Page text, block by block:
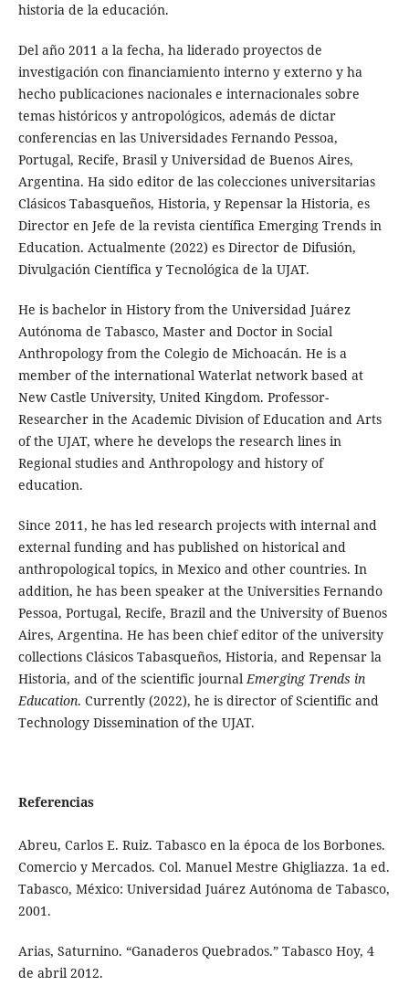
historia de la educación.
Del año 2011 a la fecha, ha liderado proyectos de
investigación con financiamiento interno y externo y ha
hecho publicaciones nacionales e internacionales sobre
temas históricos y antropológicos, además de dictar
conferencias en las Universidades Fernando Pessoa,
Portugal, Recife, Brasil y Universidad de Buenos Aires,
Argentina. Ha sido editor de las colecciones universitarias
Clásicos Tabasqueños, Historia, y Repensar la Historia, es
Director en Jefe de la revista científica Emerging Trends in
Education. Actualmente (2022) es Director de Difusión,
Divulgación Científica y Tecnológica de la UJAT.
He is bachelor in History from the Universidad Juárez
Autónoma de Tabasco, Master and Doctor in Social
Anthropology from the Colegio de Michoacán. He is a
member of the international Waterlat network based at
New Castle University, United Kingdom. Professor-
Researcher in the Academic Division of Education and Arts
of the UJAT, where he develops the research lines in
Regional studies and Anthropology and history of
education.
Since 2011, he has led research projects with internal and
external funding and has published on historical and
anthropological topics, in Mexico and other countries. In
addition, he has been speaker at the Universities Fernando
Pessoa, Portugal, Recife, Brazil and the University of Buenos
Aires, Argentina. He has been chief editor of the university
collections Clásicos Tabasqueños, Historia, and Repensar la
Historia, and of the scientific journal Emerging Trends in
Education. Currently (2022), he is director of Scientific and
Technology Dissemination of the UJAT.
Referencias
Abreu, Carlos E. Ruiz. Tabasco en la época de los Borbones.
Comercio y Mercados. Col. Manuel Mestre Ghigliazza. 1a ed.
Tabasco, México: Universidad Juárez Autónoma de Tabasco,
2001.
Arias, Saturnino. “Ganaderos Quebrados.” Tabasco Hoy, 4
de abril 2012.